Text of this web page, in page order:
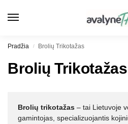
Pradžia / Brolių Trikotažas
Brolių Trikotažas
Brolių trikotažas – tai Lietuvoje
gamintojas, specializuojantis